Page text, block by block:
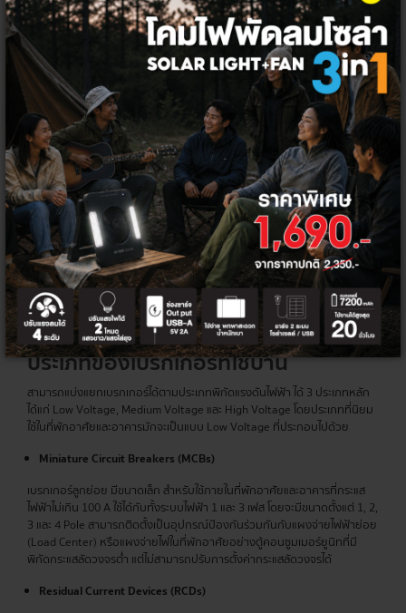
เบรกเกอร์กันดูดและตู้คอม
ซูมเมอร์มาตรฐานสูง
เบรกเกอร์ ตู้ไฟฟ้า หรือตู้คอนซูมเมอร์ยูนิท คืออุปกรณ์สำหรับป้องกันระบบ
ไฟฟ้าภายในที่พักอาศัยและตัวอาคาร เป็นตัวช่วยเพิ่มความปลอดภัยในการใช้
งานระบบไฟฟ้าให้เป็นไปอย่างมีประสิทธิภาพ ป้องกันการลัดวงจรจนเป็นเหตุให้
เกิดอัคคีภัยได้ ด้วยเหตุผลนี้จึงทำให้การติดตั้งเบรกเกอร์เป็นองค์ประกอบ
สำคัญของการรักษาความปลอดภัยด้านไฟฟ้าภายในอาคาร ทำหน้าที่คอยเปิด
และปิดกระแสไฟฟ้าเมื่อมีการใช้กระแสไฟฟ้าที่สูงมากจนเกินไป หรือกรณีที่เกิด
ไฟฟ้าลัดวงจร จึงต้องทำการเลือกอุปกรณ์ให้เหมาะสมสำหรับการใช้งานจริง
เซอร์กิตเบรกเกอร์
สวิตช์ไฟฟ้าแบบอัตโนมัติที่ถูกออกแบบมาเพื่อป้องกันเหตุไฟฟ้าเกิดความเสีย
หายจากกระแสไฟส่วนเกิน โดยการทำงานพื้นฐานของเบรกเกอร์จะทำหน้าที่ตัด
กระแสไฟฟ้าหลังจากตรวจพบความผิดปกติในวงจร และเมื่อตัดกระแสไฟฟ้าใน
วงจรไปแล้ว จะสามารถปิดหรือต่อวงจรใหม่ได้ทันทีหลังแก้ปัญหา
ประเภทของเบรกเกอร์ที่ใช้บ้าน
สามารถแบ่งแยกเบรกเกอร์ได้ตามประเภทพิกัดแรงดันไฟฟ้า ได้ 3 ประเภทหลัก
ได้แก่ Low Voltage, Medium Voltage และ High Voltage โดยประเภทที่นิยม
ใช้ในที่พักอาศัยและอาคารมักจะเป็นแบบ Low Voltage ที่ประกอบไปด้วย
Miniature Circuit Breakers (MCBs)
เบรกเกอร์ลูกย่อย มีขนาดเล็ก สำหรับใช้ภายในที่พักอาศัยและอาคารที่กระแส
ไฟฟ้าไม่เกิน 100 A ใช้ได้กับทั้งระบบไฟฟ้า 1 และ 3 เฟส โดยจะมีขนาดตั้งแต่ 1, 2,
3 และ 4 Pole สามารถติดตั้งเป็นอุปกรณ์ป้องกันร่วมกันกับแผงจ่ายไฟฟ้าย่อย
(Load Center) หรือแผงจ่ายไฟในที่พักอาศัยอย่างตู้คอนซูมเมอร์ยูนิทที่มี
พิกัดกระแสลัดวงจรต่ำ แต่ไม่สามารถปรับการตั้งค่ากระแสลัดวงจรได้
Residual Current Devices (RCDs)